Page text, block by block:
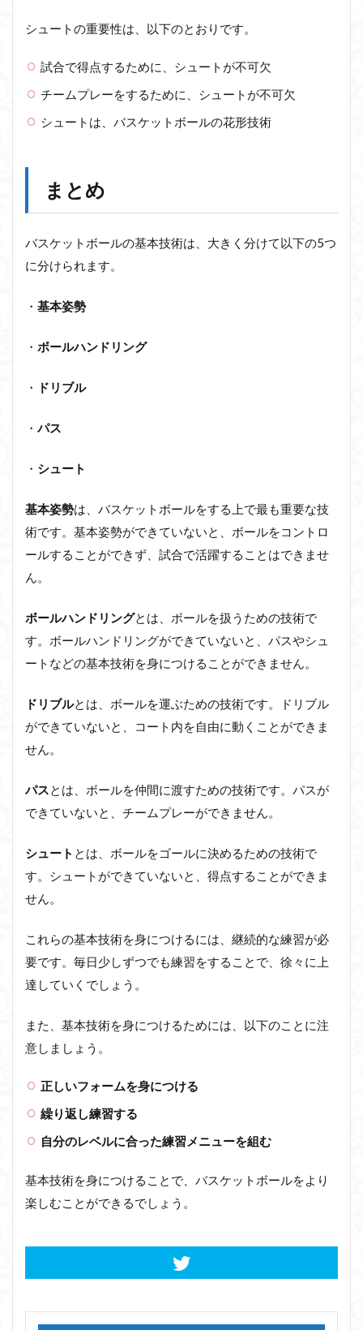
シュートの重要性は、以下のとおりです。
試合で得点するために、シュートが不可欠
チームプレーをするために、シュートが不可欠
シュートは、バスケットボールの花形技術
まとめ
バスケットボールの基本技術は、大きく分けて以下の5つ
に分けられます。
・ 基本姿勢
・ ボールハンドリング
・ ドリブル
・ パス
・ シュート
基本姿勢は、バスケットボールをする上で最も重要な技
術です。基本姿勢ができていないと、ボールをコントロ
ールすることができず、試合で活躍することはできませ
ん。
ボールハンドリングとは、ボールを扱うための技術で
す。ボールハンドリングができていないと、パスやシュ
ートなどの基本技術を身につけることができません。
ドリブルとは、ボールを運ぶための技術です。ドリブル
ができていないと、コート内を自由に動くことができま
せん。
パスとは、ボールを仲間に渡すための技術です。パスが
できていないと、チームプレーができません。
シュート とは、ボールをゴールに決めるための技術で
す。シュートができていないと、得点することができま
せん。
これらの基本技術を身につけるには、継続的な練習が必
要です。毎日少しずつでも練習をすることで、徐々に上
達していくでしょう。
また、基本技術を身につけるためには、以下のことに注
意しましょう。
正しいフォームを身につける
繰り返し練習する
自分のレベルに合った練習メニューを組む
基本技術を身につけることで、バスケットボールをより
楽しむことができるでしょう。